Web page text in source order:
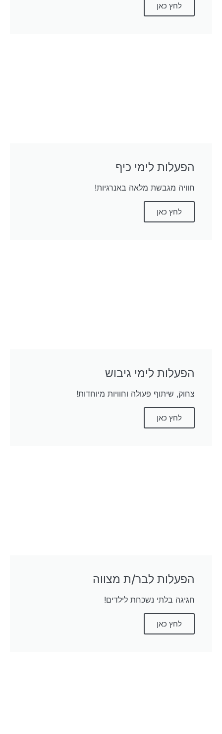
לחץ כאן
הפעלות לימי כיף
חוויה מגבשת מלאה באנרגיות!
לחץ כאן
הפעלות לימי גיבוש
צחוק, שיתוף פעולה וחוויות מיוחדות!
לחץ כאן
הפעלות לבר/ת מצווה
חגיגה בלתי נשכחת לילדים!
לחץ כאן